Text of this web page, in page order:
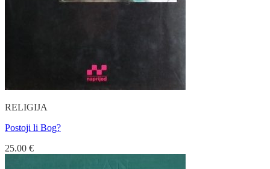
RELIGIJA
Postoji li Bog?
25.00 €